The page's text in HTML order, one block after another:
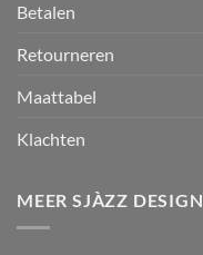
Betalen
Retourneren
Maattabel
Klachten
MEER SJÀZZ DESIGN